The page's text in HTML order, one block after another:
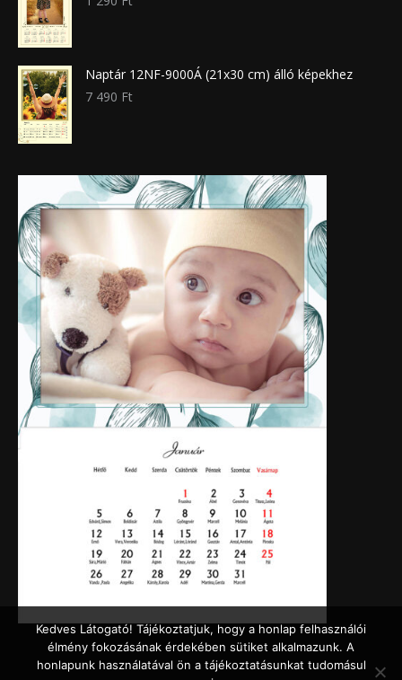
Naptár 12NF-9000Á (21x30 cm) álló képekhez
7 490 Ft
Kedves Látogató! Tájékoztatjuk, hogy a honlap felhasználói
élmény fokozásának érdekében sütiket alkalmazunk. A
honlapunk használatával ön a tájékoztatásunkat tudomásul